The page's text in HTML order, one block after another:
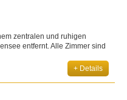
zentralen und ruhigen
entfernt. Alle Zimmer sind
+ Details